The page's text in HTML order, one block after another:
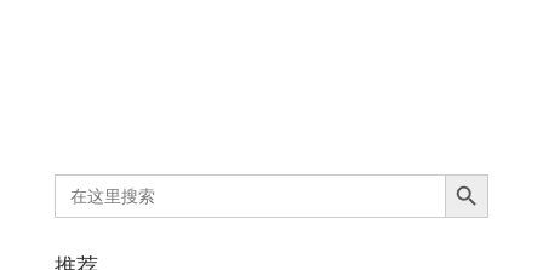
Search
for:
Search Button